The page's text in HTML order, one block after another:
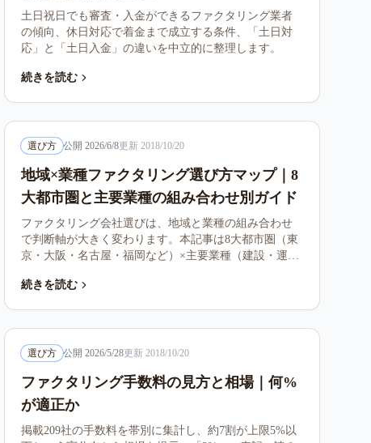
土日祝日でも審査・入金ができるファクタリング業者
の傾向、休日対応で着金まで成立する条件、「土日対
応」と「土日入金」の違いを中立的に整理します。
続きを読む
選び方 公開 2026/6/8更新 2018/10/20
地域×業種ファクタリング選び方マップ｜8
大都市圏と主要業種の組み合わせ別ガイド
ファクタリング会社選びは、地域と業種の組み合わせ
で判断軸が大きく変わります。本記事は8大都市圏（東
京・大阪・名古屋・福岡など）×主要業種（建設・運
ンラインの使い分け、地域別の業者特性、業種ごとの
続きを読む
選び方 公開 2026/5/28更新 2018/10/20
ファクタリング手数料の見方と相場｜何%
が適正か
掲載209社の手数料を帯別に集計し、約7割が上限5%以